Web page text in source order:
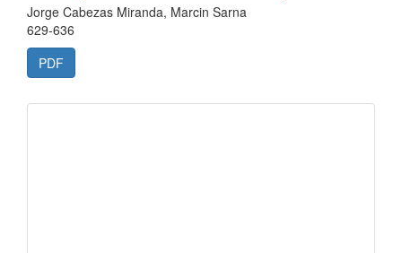
Jorge Cabezas Miranda, Marcin Sarna
629-636
PDF